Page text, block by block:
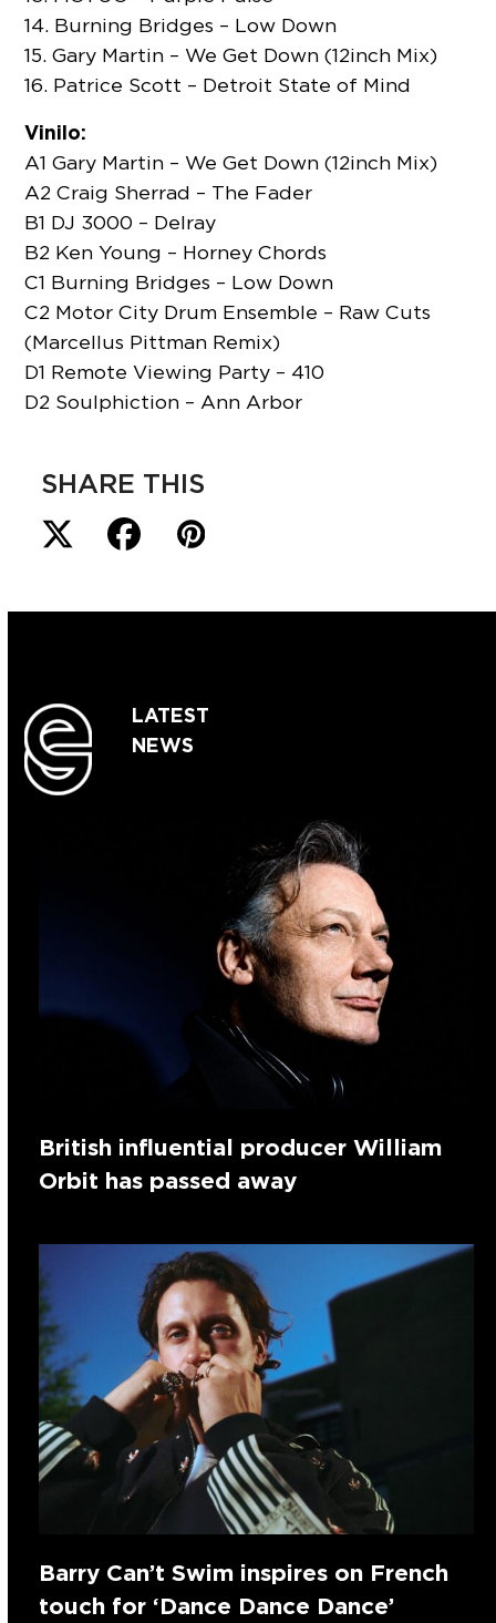
14. Burning Bridges – Low Down
15. Gary Martin – We Get Down (12inch Mix)
16. Patrice Scott – Detroit State of Mind
Vinilo:
A1 Gary Martin – We Get Down (12inch Mix)
A2 Craig Sherrad – The Fader
B1 DJ 3000 – Delray
B2 Ken Young – Horney Chords
C1 Burning Bridges – Low Down
C2 Motor City Drum Ensemble – Raw Cuts
(Marcellus Pittman Remix)
D1 Remote Viewing Party – 410
D2 Soulphiction – Ann Arbor
SHARE THIS
LATEST
NEWS
British influential producer William
Orbit has passed away
Barry Can’t Swim inspires on French
touch for ‘Dance Dance Dance’